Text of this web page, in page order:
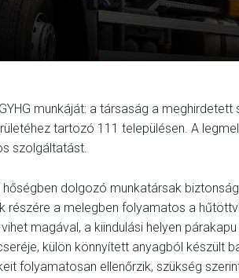
munkáját: a társaság a meghirdetett
tartozó 111 településen. A
szolgáltatást.
dolgozó munkatársak
részére a melegben folyamatos a
magával, a kiindulási helyen
külön könnyített anyagból készült
folyamatosan ellenőrzik, szükség